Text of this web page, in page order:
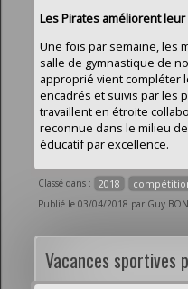
Les Pirates améliorent
Une fois par semaine, les
salle de gymnastique de
approprié vient compléter
encadrés et suivis par les
travaillent en étroite
reconnue dans le milieu
éducatif par excellence.
Classé dans : 2018
Publié le 03/04/2018 par Guy
Vacances sportives